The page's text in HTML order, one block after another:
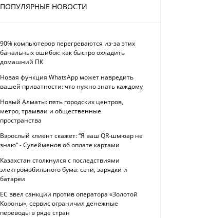
ПОПУЛЯРНЫЕ НОВОСТИ
90% компьютеров перегреваются из-за этих
банальных ошибок: как быстро охладить
домашний ПК
Новая функция WhatsApp может навредить
вашей приватности: что нужно знать каждому
Новый Алматы: пять городских центров,
метро, трамваи и общественные
пространства
Взрослый клиент скажет: “Я ваш QR-шмюар не
знаю“ - Сулейменов об оплате картами
Казахстан столкнулся с последствиями
электромобильного бума: сети, зарядки и
батареи
ЕС ввел санкции против оператора «Золотой
Короны», сервис ограничил денежные
переводы в ряде стран